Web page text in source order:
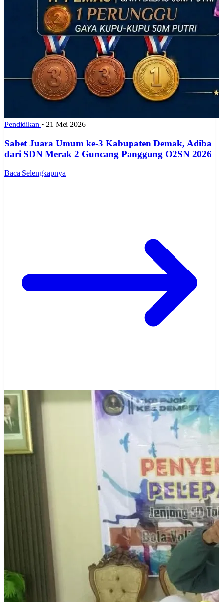
Pendidikan • 21 Mei 2026
Sabet Juara Umum ke-3 Kabupaten Demak, Adiba
dari SDN Merak 2 Guncang Panggung O2SN 2026
Baca Selengkapnya